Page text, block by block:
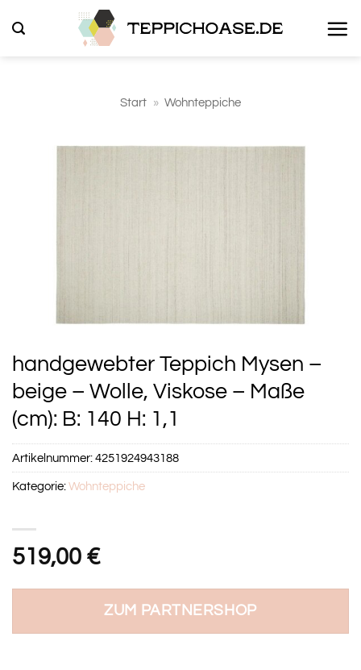
Inhalt
Start » Wohnteppiche
handgewebter Teppich Mysen –
beige – Wolle, Viskose – Maße
(cm): B: 140 H: 1,1
519,00 €
ZUM PARTNERSHOP
Artikelnummer:4251924943188
Kategorie:Wohnteppiche